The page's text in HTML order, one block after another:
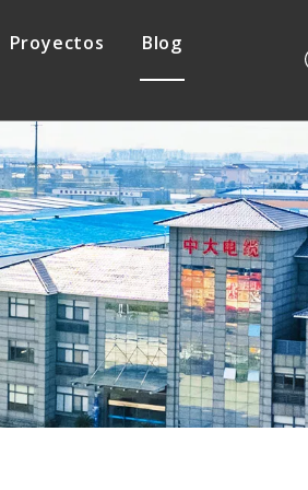
Cable protovoltaico
Cable de mina
Proyectos
Blog